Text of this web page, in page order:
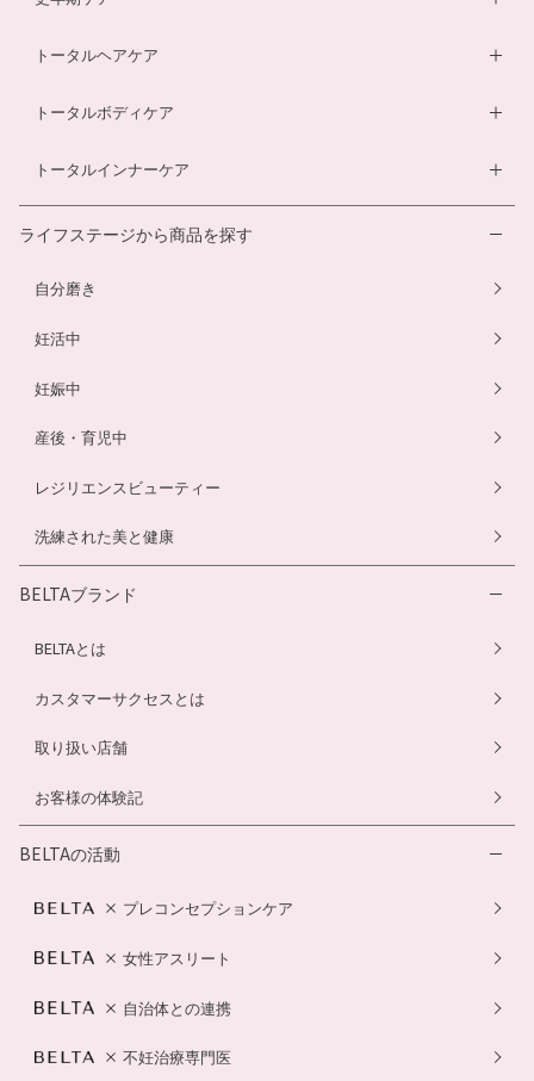
酵素ドリンク
温活シルク腹巻き
ルイボスティー
離乳食サービス
幼児食サービス
骨盤ベルト
薬用入浴剤
トータルヘアケア
ヘアローション
ヘアカラートリートメント
トータルボディケア
ダイエットサプリ
酵素ドリンク
トータルインナーケア
ライフステージから商品を探す
自分磨き
妊活中
妊娠中
産後・育児中
レジリエンスビューティー
洗練された美と健康
BELTAブランド
BELTAとは
カスタマーサクセスとは
取り扱い店舗
お客様の体験記
BELTAの活動
プレコンセプションケア
女性アスリート
自治体との連携
不妊治療専門医